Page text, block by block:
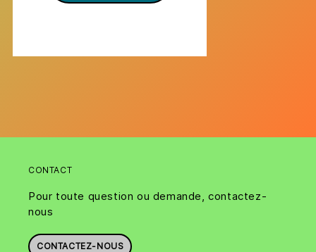
CONTACT
Pour toute question ou demande, contactez-
nous
CONTACTEZ-NOUS